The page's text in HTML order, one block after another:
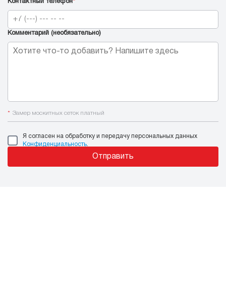
Контактный телефон*
Комментарий (необязательно)
* Замер москитных сеток платный
Я согласен на обработку и передачу персональных данных
Конфиденциальность
Отправить